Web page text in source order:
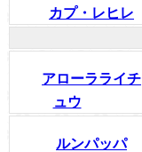
カプ・レヒレ
アローラライチ
ュウ
ルンパッパ